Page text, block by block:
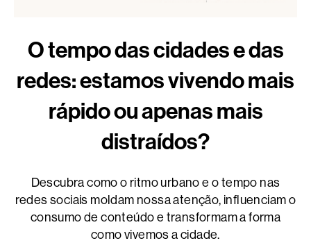
O tempo das cidades e das
redes: estamos vivendo mais
rápido ou apenas mais
distraídos?
Descubra como o ritmo urbano e o tempo nas
redes sociais moldam nossa atenção, influenciam o
consumo de conteúdo e transformam a forma
como vivemos a cidade.